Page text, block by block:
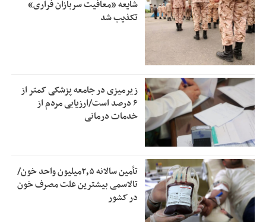
شایعه «معافیت سربازان فراری»
تکذیب شد
زیرمیزی در جامعه پزشکی کمتر از
۶ درصد است/ارزیابی مردم از
خدمات درمانی
تأمین سالانه ۲٫۵میلیون واحد خون/
تالاسمی بیشترین علت مصرف‌ خون
در کشور